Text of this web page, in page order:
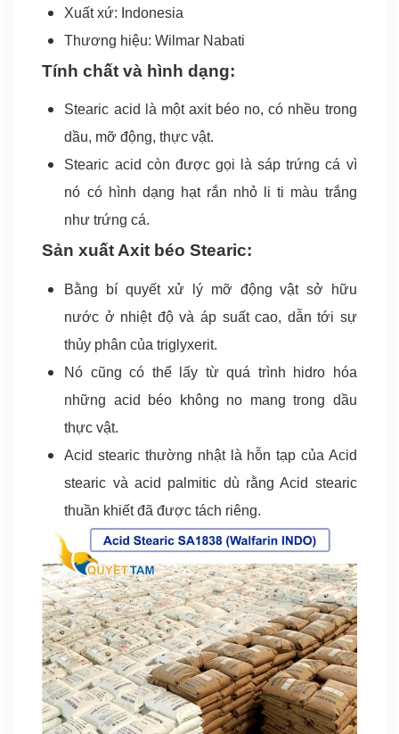
Xuất xứ: Indonesia
Thương hiệu: Wilmar Nabati
Tính chất và hình dạng:
Stearic acid là một axit béo no, có nhều trong
dầu, mỡ động, thực vật.
Stearic acid còn được gọi là sáp trứng cá vì
nó có hình dạng hạt rắn nhỏ li ti màu trắng
như trứng cá.
Sản xuất Axit béo Stearic:
Bằng bí quyết xử lý mỡ động vật sở hữu
nước ở nhiệt độ và áp suất cao, dẫn tới sự
thủy phân của triglyxerit.
Nó cũng có thể lấy từ quá trình hidro hóa
những acid béo không no mang trong dầu
thực vật.
Acid stearic thường nhật là hỗn tạp của Acid
stearic và acid palmitic dù rằng Acid stearic
thuần khiết đã được tách riêng.